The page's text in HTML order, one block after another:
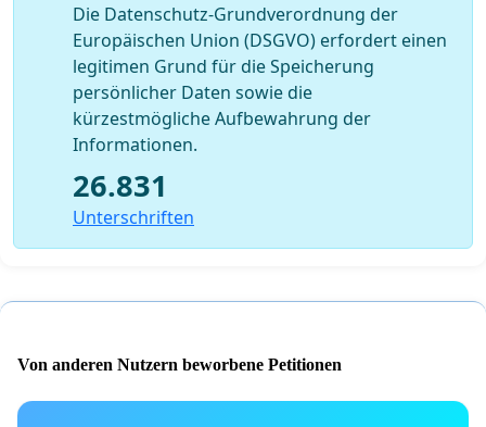
Die Datenschutz-Grundverordnung der
Europäischen Union (DSGVO) erfordert einen
legitimen Grund für die Speicherung
persönlicher Daten sowie die
kürzestmögliche Aufbewahrung der
Informationen.
26.831
Unterschriften
Von anderen Nutzern beworbene Petitionen